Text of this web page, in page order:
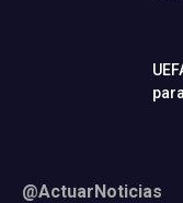
@ActuarNoticias